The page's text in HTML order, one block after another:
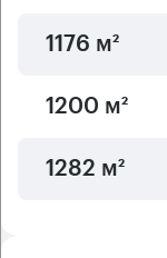
1176 м²
1200 м²
1282 м²